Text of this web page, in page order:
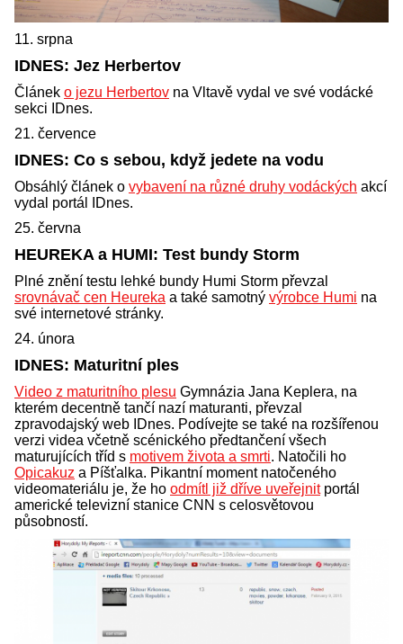
11. srpna
IDNES: Jez Herbertov
Článek o jezu Herbertov na Vltavě vydal ve své vodácké
sekci IDnes.
21. července
IDNES: Co s sebou, když jedete na vodu
Obsáhlý článek o vybavení na různé druhy vodáckých akcí
vydal portál IDnes.
25. června
HEUREKA a HUMI: Test bundy Storm
Plné znění testu lehké bundy Humi Storm převzal
srovnávač cen Heureka a také samotný výrobce Humi na
své internetové stránky.
24. února
IDNES: Maturitní ples
Video z maturitního plesu Gymnázia Jana Keplera, na
kterém decentně tančí nazí maturanti, převzal
zpravodajský web IDnes. Podívejte se také na rozšířenou
verzi videa včetně scénického předtančení všech
maturujících tříd s motivem života a smrti. Natočili ho
Opicakuz a Píšťalka. Pikantní moment natočeného
videomateriálu je, že ho odmítl již dříve uveřejnitportál
americké televizní stanice CNN s celosvětovou
působností.